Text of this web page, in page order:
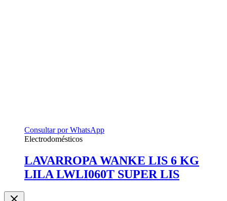
Consultar por WhatsApp
Electrodomésticos
LAVARROPA WANKE LIS 6 KG
LILA LWLI060T SUPER LIS